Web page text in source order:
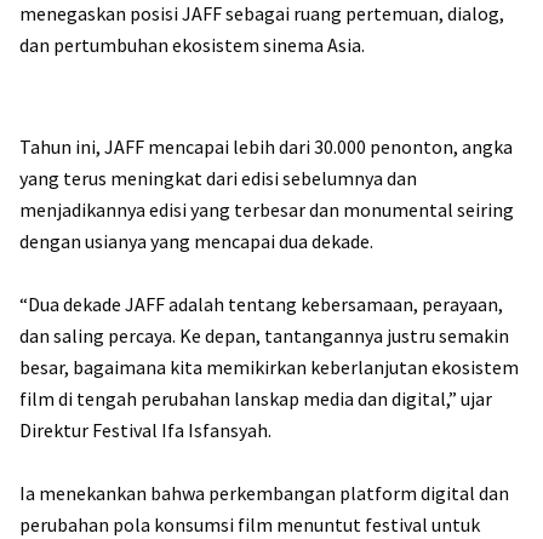
menegaskan posisi JAFF sebagai ruang pertemuan, dialog,
dan pertumbuhan ekosistem sinema Asia.
Tahun ini, JAFF mencapai lebih dari 30.000 penonton, angka
yang terus meningkat dari edisi sebelumnya dan
menjadikannya edisi yang terbesar dan monumental seiring
dengan usianya yang mencapai dua dekade.
“Dua dekade JAFF adalah tentang kebersamaan, perayaan,
dan saling percaya. Ke depan, tantangannya justru semakin
besar, bagaimana kita memikirkan keberlanjutan ekosistem
film di tengah perubahan lanskap media dan digital,” ujar
Direktur Festival Ifa Isfansyah.
Ia menekankan bahwa perkembangan platform digital dan
perubahan pola konsumsi film menuntut festival untuk